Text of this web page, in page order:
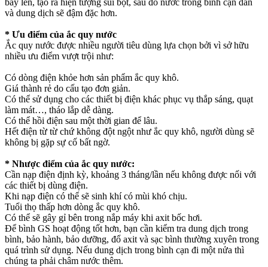
bay lên, tạo ra hiện tượng sủi bọt, sau đó nước trong bình cạn dần
và dung dịch sẽ đậm đặc hơn.
* Ưu điểm của ắc quy nước
Ắc quy nước được nhiều người tiêu dùng lựa chọn bởi vì sở hữu
nhiều ưu điểm vượt trội như:
Có dòng điện khỏe hơn sản phẩm ắc quy khô.
Giá thành rẻ do cấu tạo đơn giản.
Có thể sử dụng cho các thiết bị điện khác phục vụ thắp sáng, quạt
làm mát…, tháo lắp dễ dàng.
Có thể hồi điện sau một thời gian để lâu.
Hết điện từ từ chứ không đột ngột như ắc quy khô, người dùng sẽ
không bị gặp sự cố bất ngờ.
* Nhược điểm của ắc quy nước:
Cần nạp điện định kỳ, khoảng 3 tháng/lần nếu không được nối với
các thiết bị dùng điện.
Khi nạp điện có thể sẽ sinh khí có mùi khó chịu.
Tuổi thọ thấp hơn dòng ắc quy khô.
Có thể sẽ gây gỉ bên trong nắp máy khi axit bốc hơi.
Để bình GS hoạt động tốt hơn, bạn cần kiểm tra dung dịch trong
bình, bảo hành, bảo dưỡng, đổ axit và sạc bình thường xuyên trong
quá trình sử dụng. Nếu dung dịch trong bình cạn đi một nửa thì
chúng ta phải châm nước thêm.